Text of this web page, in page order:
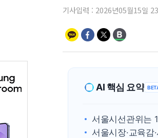
기사입력 : 2026년05월15일
AI 핵심 요약
서울시선관위는
서울시장·교육